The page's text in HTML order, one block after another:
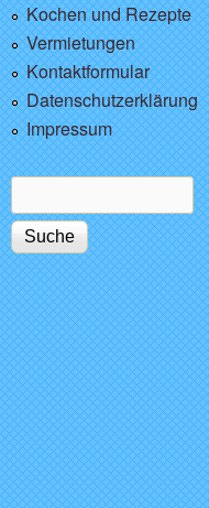
Kochen und Rezepte
Vermietungen
Kontaktformular
Datenschutzerklärung
Impressum
Suchformular